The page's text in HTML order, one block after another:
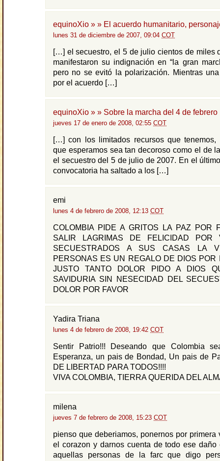
equinoXio » » El acuerdo humanitario,
lunes 31 de diciembre de 2007, 09:04 COT
[…] el secuestro, el 5 de julio cientos de miles
manifestaron su indignación en “la gran
pero no se evitó la polarización. Mientras
por el acuerdo […]
equinoXio » » Sobre la marcha del 4 de febrero
jueves 17 de enero de 2008, 02:55 COT
[…] con los limitados recursos que tenemos,
que esperamos sea tan decoroso como el de
el secuestro del 5 de julio de 2007. En el
convocatoria ha saltado a los […]
emi
lunes 4 de febrero de 2008, 12:13 COT
COLOMBIA PIDE A GRITOS LA PAZ POR
SALIR LAGRIMAS DE FELICIDAD POR
SECUESTRADOS A SUS CASAS LA
PERSONAS ES UN REGALO DE DIOS POR
JUSTO TANTO DOLOR PIDO A DIOS
SAVIDURIA SIN NESECIDAD DEL
DOLOR POR FAVOR
Yadira Triana
lunes 4 de febrero de 2008, 19:42 COT
Sentir Patrio!!! Deseando que Colombia
Esperanza, un pais de Bondad, Un pais de
DE LIBERTAD PARA TODOS!!!!
VIVA COLOMBIA, TIERRA QUERIDA DEL
milena
jueves 7 de febrero de 2008, 15:23 COT
pienso que deberiamos, ponernos por primera
el corazon y darnos cuenta de todo ese daño
aquellas personas de la farc que digo